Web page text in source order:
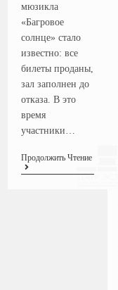
мюзикла
«Багровое
солнце» стало
известно: все
билеты проданы,
зал заполнен до
отказа. В это
время
участники…
Продолжить Чтение